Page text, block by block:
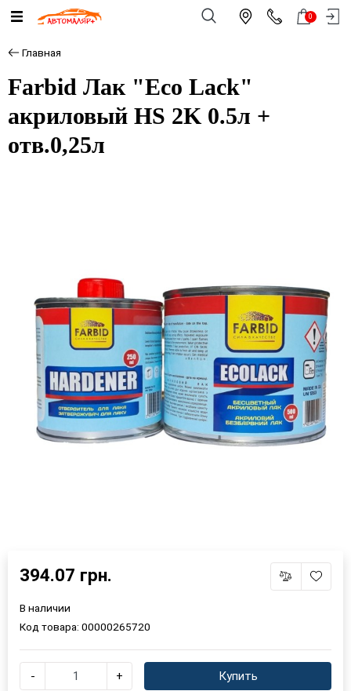
0
Главная
Farbid Лак "Eco Lack"
акриловый HS 2K 0.5л +
отв.0,25л
394.07 грн.
В наличии
Код товара: 00000265720
- + Купить